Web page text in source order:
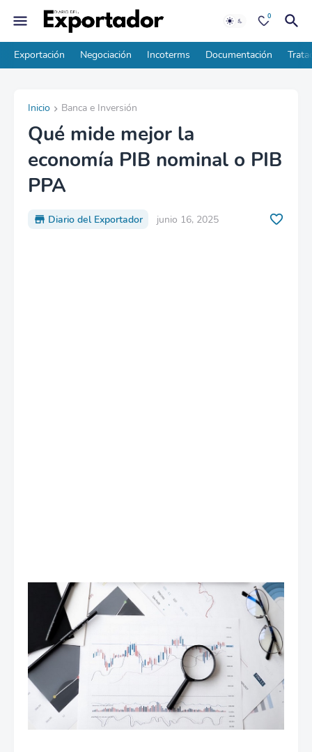
0
Exportación Negociación Incoterms Documentación
Inicio Banca e Inversión
Qué mide mejor la
economía PIB nominal o PIB
PPA
Diario del Exportador junio 16, 2025